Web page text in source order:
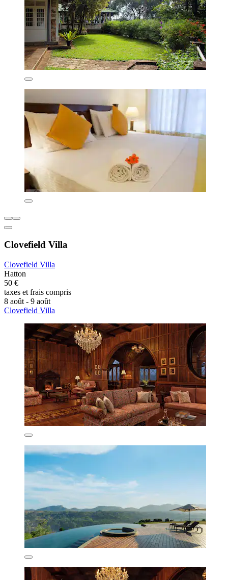
Clovefield Villa
Clovefield Villa
Hatton
50 €
taxes et frais compris
8 août - 9 août
Clovefield Villa